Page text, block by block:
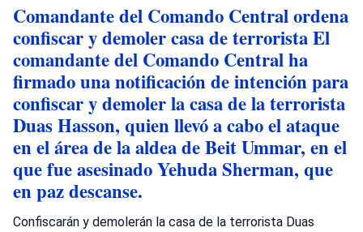
Comandante del Comando Central ordena
confiscar y demoler casa de terrorista El
comandante del Comando Central ha
firmado una notificación de intención para
confiscar y demoler la casa de la terrorista
Duas Hasson, quien llevó a cabo el ataque
en el área de la aldea de Beit Ummar, en el
que fue asesinado Yehuda Sherman, que
en paz descanse.
Confiscarán y demolerán la casa de la terrorista Duas